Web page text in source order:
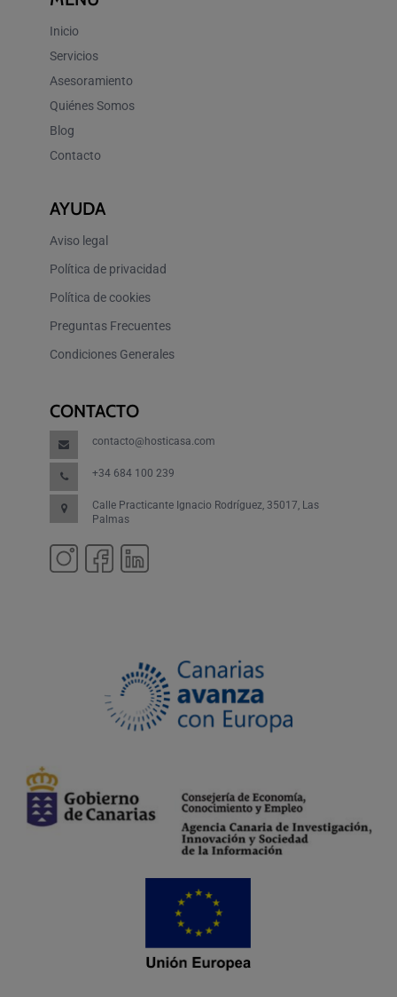
Inicio
Servicios
Asesoramiento
Quiénes Somos
Blog
Contacto
AYUDA
Aviso legal
Política de privacidad
Política de cookies
Preguntas Frecuentes
Condiciones Generales
CONTACTO
contacto@hosticasa.com
+34 684 100 239
Calle Practicante Ignacio Rodríguez, 35017, Las
Palmas